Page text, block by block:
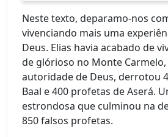
Neste texto, deparamo-nos
vivenciando mais uma
Deus. Elias havia acabado de
de glórioso no Monte Carmelo,
autoridade de Deus, derrotou
Baal e 400 profetas de Aserá.
estrondosa que culminou na
850 falsos profetas.